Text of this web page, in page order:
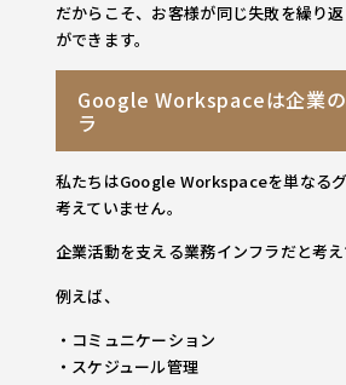
だからこそ、お客様が同じ失敗を繰り
ができます。
Google Workspaceは企業
ラ
私たちはGoogle Workspaceを単なる
考えていません。
企業活動を支える業務インフラだと考え
例えば、
・コミュニケーション
・スケジュール管理